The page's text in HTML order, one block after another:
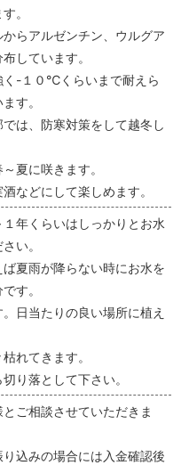
。
らアルゼンチン、ウルグア
しています。
く-１０℃くらいまで耐えら
す。
は、防寒対策をして越冬し
夏に咲きます。
などにして楽しめます。
年くらいはしっかりとお水
い。
夏雨が降らない時にお水を
す。
日当たりの良い場所に植え
れてきます。
り落として下さい。
ご相談させていただきま
込みの場合には入金確認後